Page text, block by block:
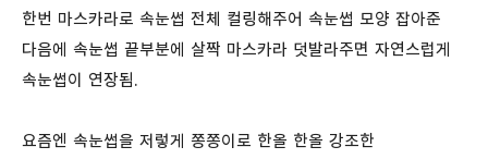
한번 마스카라로 속눈썹 전체 컬링해주어 속눈썹 모양 잡아준
다음에 속눈썹 끝부분에 살짝 마스카라 덧발라주면 자연스럽게
속눈썹이 연장됨.
요즘엔 속눈썹을 저렇게 쫑쫑이로 한올 한올 강조한